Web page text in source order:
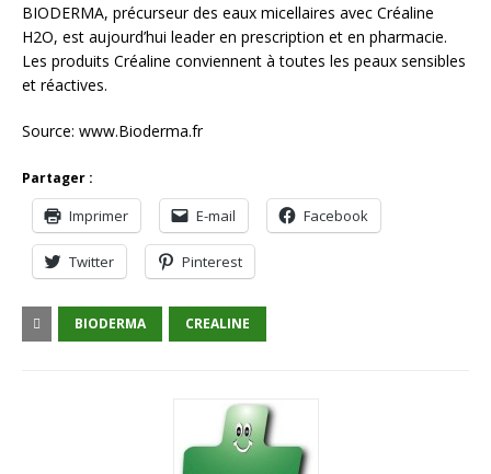
BIODERMA, précurseur des eaux micellaires avec Créaline
H2O, est aujourd’hui leader en prescription et en pharmacie.
Les produits Créaline conviennent à toutes les peaux sensibles
et réactives.
Source: www.Bioderma.fr
Partager :
Imprimer E-mail Facebook
Twitter Pinterest
BIODERMA CREALINE